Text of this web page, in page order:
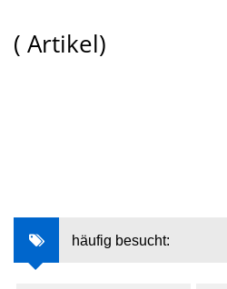
( Artikel)
häufig besucht: